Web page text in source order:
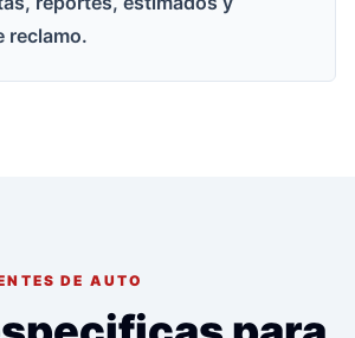
reclamo.
DE AUTO